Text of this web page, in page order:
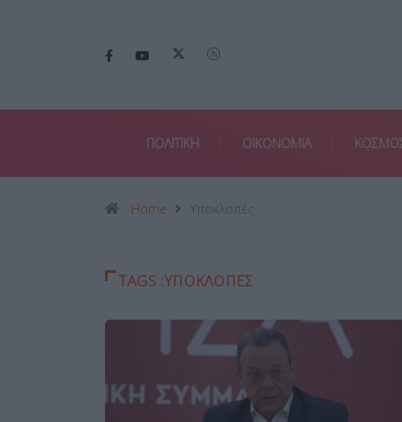
ΠΟΛΙΤΙΚΗ ΟΙΚΟΝΟΜΙΑ
Home Υποκλοπές
TAGS :ΥΠΟΚΛΟΠΈΣ